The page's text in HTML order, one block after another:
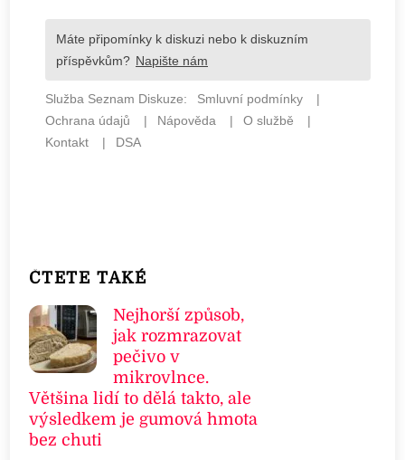
ČTETE TAKÉ
Nejhorší způsob,
jak rozmrazovat
pečivo v
mikrovlnce.
Většina lidí to dělá takto, ale
výsledkem je gumová hmota
bez chuti